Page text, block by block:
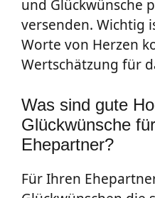
und Glückwünsche
versenden. Wichtig
Worte von Herzen
Wertschätzung für
Was sind gute
Glückwünsche
Ehepartner?
Für Ihren